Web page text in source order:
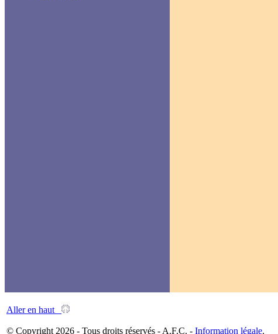
Aller en haut
© Copyright 2026 - Tous droits réservés - A.F.C. - Information légale.